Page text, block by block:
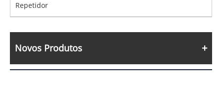
Repetidor
Novos Produtos